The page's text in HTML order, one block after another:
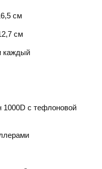
см
см
каждый
1000D с тефлоновой